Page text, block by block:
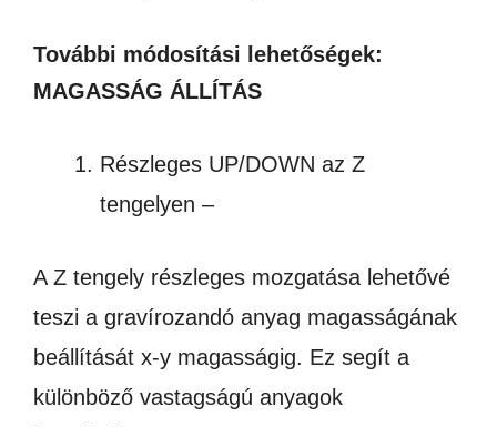
További módosítási lehetőségek:
MAGASSÁG ÁLLÍTÁS
Részleges UP/DOWN az Z
tengelyen –
A Z tengely részleges mozgatása lehetővé
teszi a gravírozandó anyag magasságának
beállítását x-y magasságig. Ez segít a
különböző vastagságú anyagok